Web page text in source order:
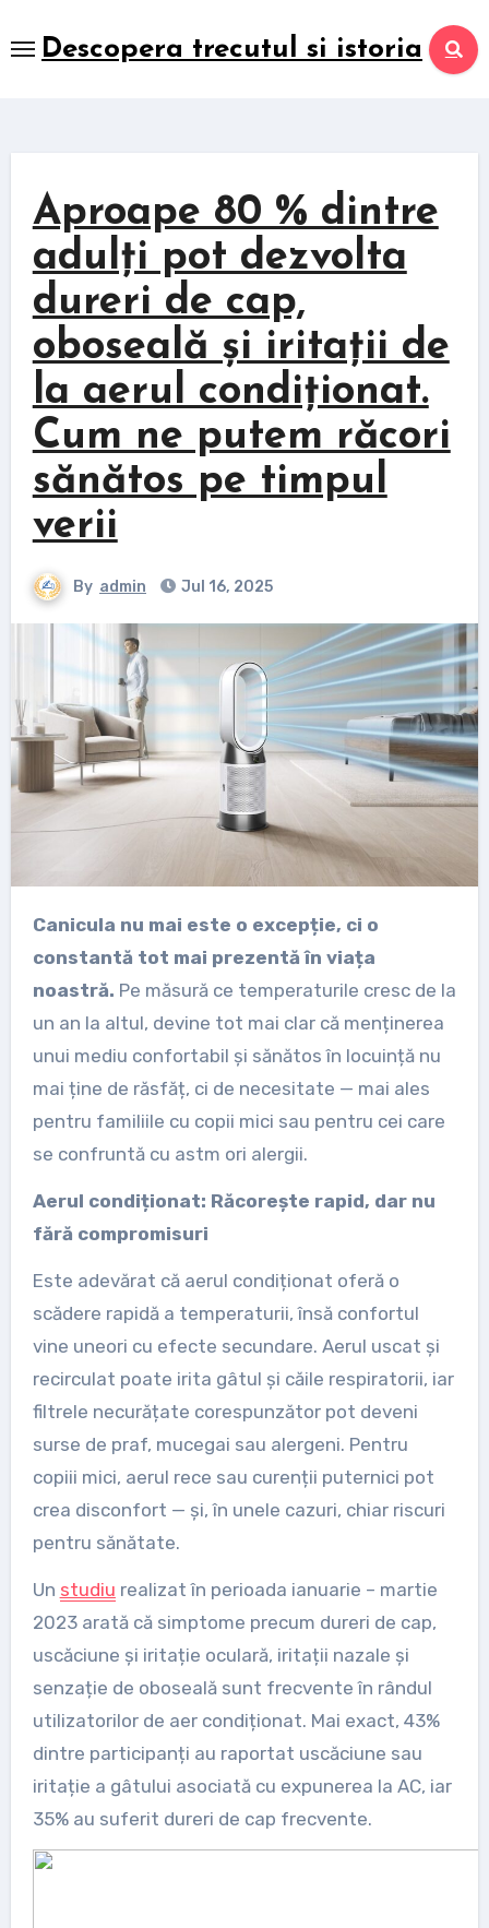
to
Descopera trecutul si istoria
Aproape 80 % dintre
adulți pot dezvolta
dureri de cap,
oboseală și iritații de
la aerul condiționat.
Cum ne putem răcori
sănătos pe timpul
verii
By admin Jul 16, 2025
Canicula nu mai este o excepție, ci o
constantă tot mai prezentă în viața
noastră. Pe măsură ce temperaturile cresc de la
un an la altul, devine tot mai clar că menținerea
unui mediu confortabil și sănătos în locuință nu
mai ține de răsfăț, ci de necesitate — mai ales
pentru familiile cu copii mici sau pentru cei care
se confruntă cu astm ori alergii.
Aerul condiționat: Răcorește rapid, dar nu
fără compromisuri
Este adevărat că aerul condiționat oferă o
scădere rapidă a temperaturii, însă confortul
vine uneori cu efecte secundare. Aerul uscat și
recirculat poate irita gâtul și căile respiratorii, iar
filtrele necurățate corespunzător pot deveni
surse de praf, mucegai sau alergeni. Pentru
copiii mici, aerul rece sau curenții puternici pot
crea disconfort — și, în unele cazuri, chiar riscuri
pentru sănătate.
Un studiu realizat în perioada ianuarie – martie
2023 arată că simptome precum dureri de cap,
uscăciune și iritație oculară, iritații nazale și
senzație de oboseală sunt frecvente în rândul
utilizatorilor de aer condiționat. Mai exact, 43%
dintre participanți au raportat uscăciune sau
iritație a gâtului asociată cu expunerea la AC, iar
35% au suferit dureri de cap frecvente.